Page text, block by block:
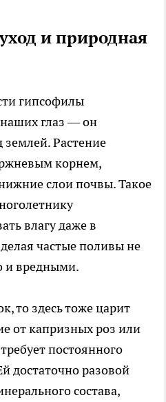
и природная
гипсофилы
глаз — он
землей. Растение
корнем,
слои почвы. Такое
влагу даже в
частые поливы не
и вредными.
то здесь тоже царит
от капризных роз или
постоянного
достаточно разовой
состава,